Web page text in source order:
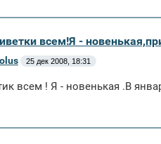
всем!Я -
25 дек 2008, 18:31
всем ! Я - новенькая .В